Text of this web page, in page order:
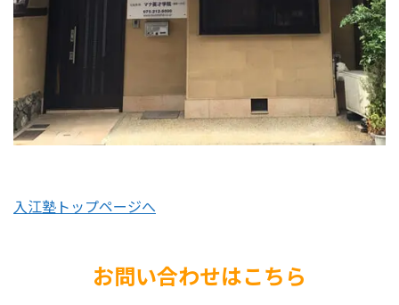
入江塾トップページへ
お問い合わせはこちら